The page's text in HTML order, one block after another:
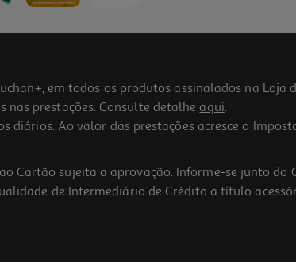
em todos os produtos assinalados na Loja
nas prestações. Consulte detalhe aqui.
Ao valor das prestações acresce o
Cartão sujeita a aprovação. Informe-se junto do
de Intermediário de Crédito a título